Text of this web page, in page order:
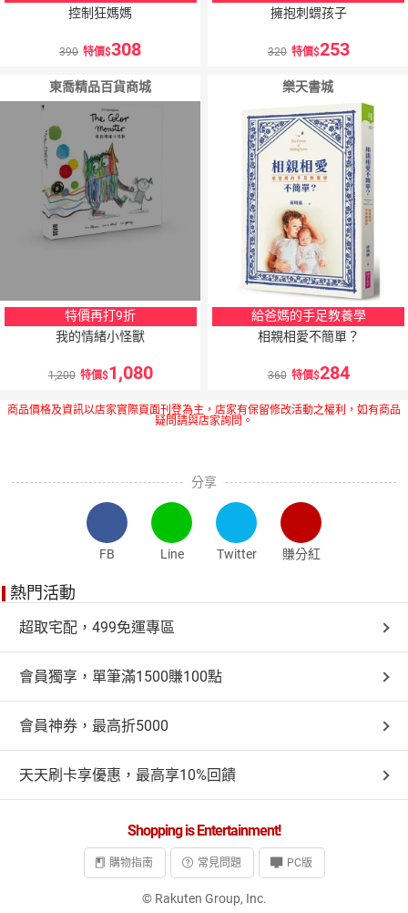
控制狂媽媽
390 特價 308
擁抱刺蝟孩子
320 特價 253
東喬精品百貨商城
特價再打9折
我的情緒小怪獸
1,200 特價 1,080
樂天書城
給爸媽的手足教養學
相親相愛不簡單？
360 特價 284
商品價格及資訊以店家實際頁面刊登為主，店家有保留修改活動之權利，如有商品
疑問請與店家詢問。
分享
FB Line Twitter 賺分紅
熱門活動
超取宅配，499免運專區
會員獨享，單筆滿1500賺100點
會員神券，最高折5000
天天刷卡享優惠，最高享10%回饋
Shopping is Entertainment!
購物指南 常見問題 PC版
© Rakuten Group, Inc.